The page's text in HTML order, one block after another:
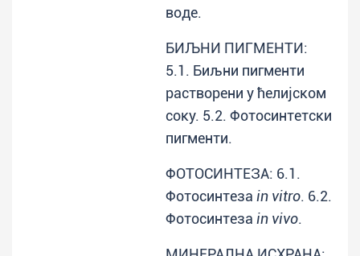
воде.
БИЉНИ ПИГМЕНТИ:
5.1. Биљни пигменти
растворени у ћелијском
соку. 5.2. Фотосинтетски
пигменти.
ФОТОСИНТЕЗА: 6.1.
Фотосинтеза in vitro. 6.2.
Фотосинтеза in vivo.